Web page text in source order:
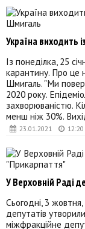
23.01.2021 12:20
Україна виходить
Із понеділка, 25
карантину. Про це
Шмигаль. "Ми
2020 року.
захворюваністю.
менш ніж 30%.
У Верховній Раді
Сьогодні, 3
депутатів
міжфракційне